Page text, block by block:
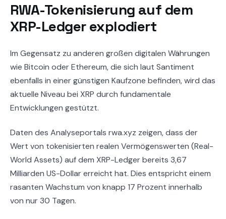
RWA-Tokenisierung auf dem
XRP-Ledger explodiert
Im Gegensatz zu anderen großen digitalen Währungen
wie Bitcoin oder Ethereum, die sich laut Santiment
ebenfalls in einer günstigen Kaufzone befinden, wird das
aktuelle Niveau bei XRP durch fundamentale
Entwicklungen gestützt.
Daten des Analyseportals rwa.xyz zeigen, dass der
Wert von tokenisierten realen Vermögenswerten (Real-
World Assets) auf dem XRP-Ledger bereits 3,67
Milliarden US-Dollar erreicht hat. Dies entspricht einem
rasanten Wachstum von knapp 17 Prozent innerhalb
von nur 30 Tagen.